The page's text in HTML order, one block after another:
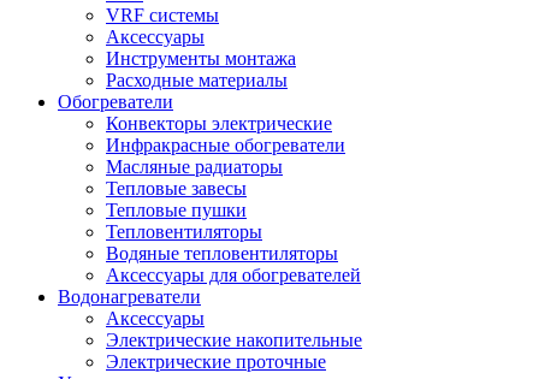
VRF системы
Аксессуары
Инструменты монтажа
Расходные материалы
Обогреватели
Конвекторы электрические
Инфракрасные обогреватели
Масляные радиаторы
Тепловые завесы
Тепловые пушки
Тепловентиляторы
Водяные тепловентиляторы
Аксессуары для обогревателей
Водонагреватели
Аксессуары
Электрические накопительные
Электрические проточные